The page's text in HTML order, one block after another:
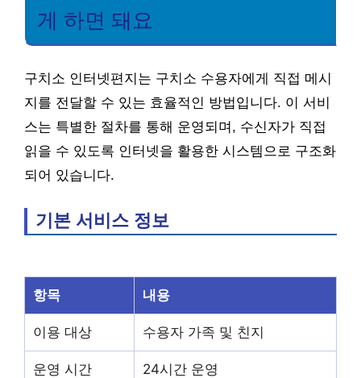
게 하면 돼요
구치소 인터넷편지는 구치소 수용자에게 직접 메시
지를 전달할 수 있는 효율적인 방법입니다. 이 서비
스는 특별한 절차를 통해 운영되며, 수신자가 직접
읽을 수 있도록 인터넷을 활용한 시스템으로 구조화
되어 있습니다.
기본 서비스 정보
항목 내용
이용 대상 수용자 가족 및 친지
운영 시간 24시간 운영